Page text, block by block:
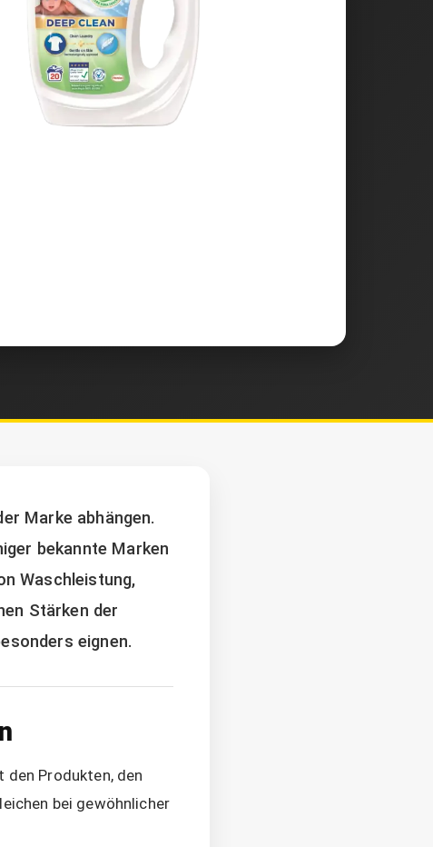
Marke abhängen.
bekannte Marken
Waschleistung,
Stärken der
eignen.
den Produkten, den
bei gewöhnlicher